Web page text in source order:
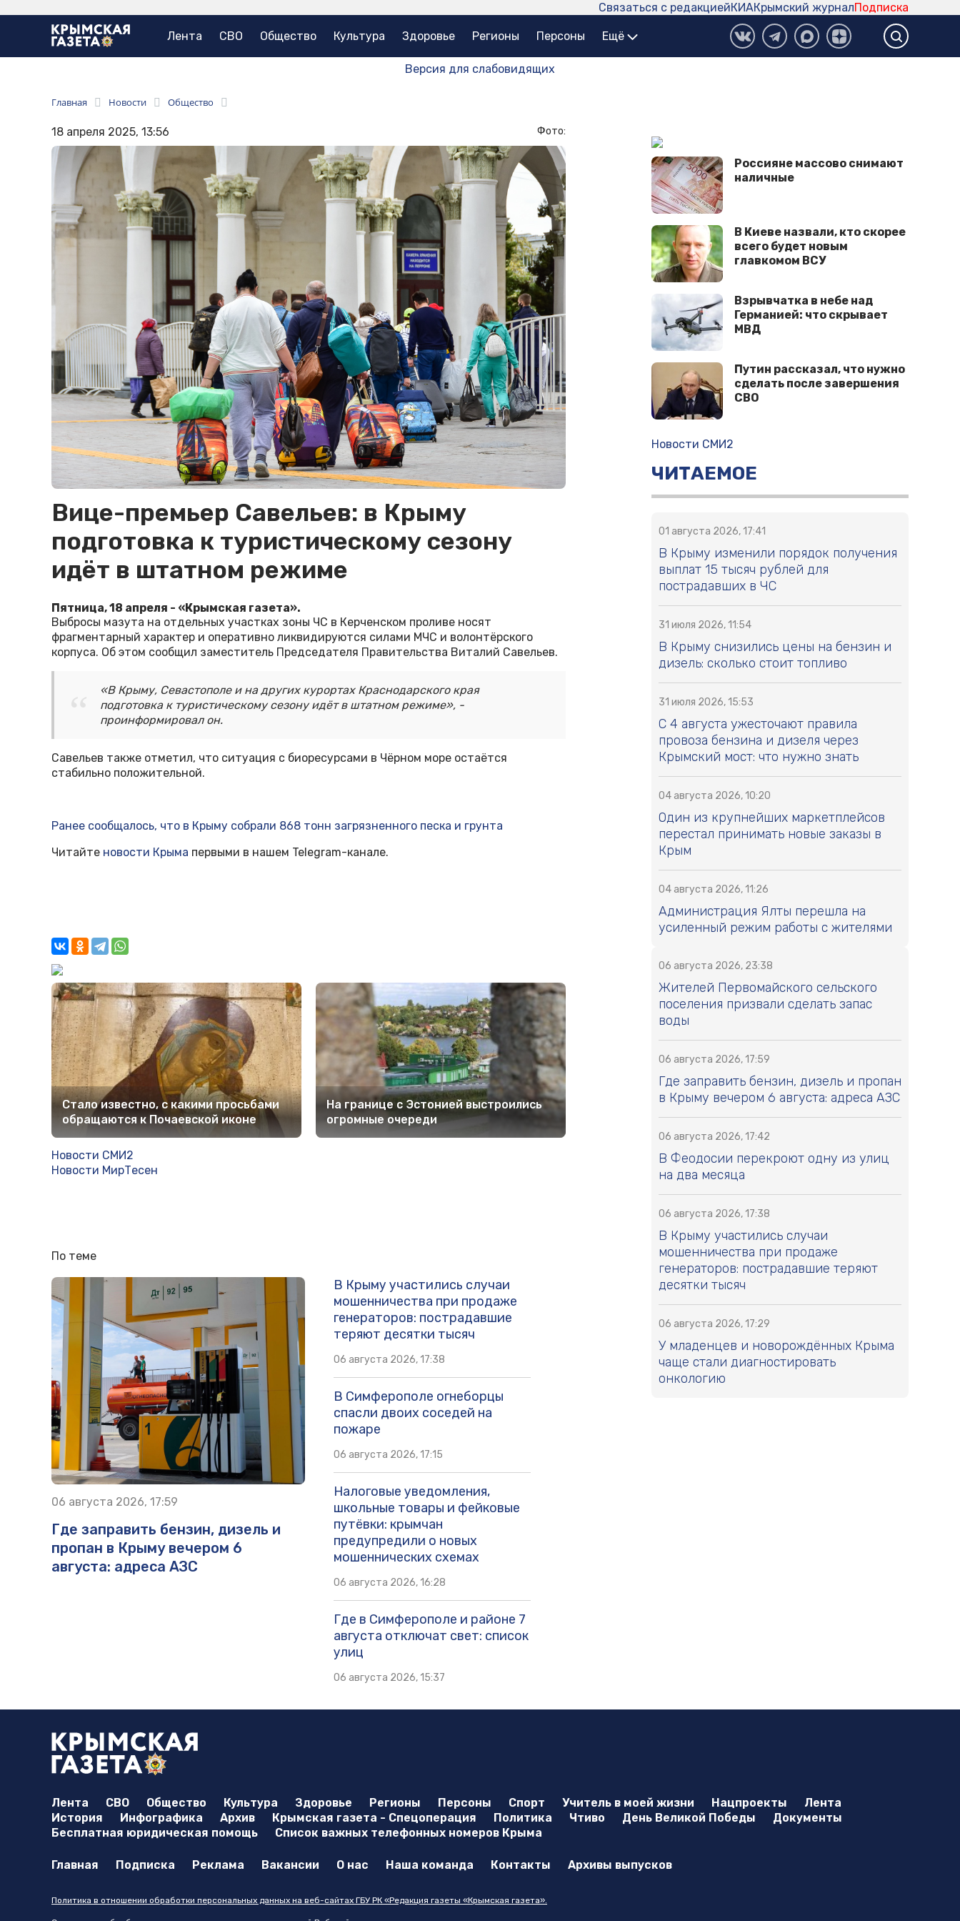
Подписка
Крымский журнал
КИА
Связаться с редакцией
Лента СВО Общество Культура Здоровье Регионы Персоны Ещё
Версия для слабовидящих
Главная Новости Общество
18 апреля 2025, 13:56 Фото:
Вице-премьер Савельев: в Крыму
подготовка к туристическому сезону
идёт в штатном режиме
Пятница, 18 апреля - «Крымская газета».
Выбросы мазута на отдельных участках зоны ЧС в Керченском проливе носят
фрагментарный характер и оперативно ликвидируются силами МЧС и волонтёрского
корпуса. Об этом сообщил заместитель Председателя Правительства Виталий Савельев.
«В Крыму, Севастополе и на других курортах Краснодарского края
подготовка к туристическому сезону идёт в штатном режиме», -
проинформировал он.
Савельев также отметил, что ситуация с биоресурсами в Чёрном море остаётся
стабильно положительной.
Ранее сообщалось, что в Крыму собрали 868 тонн загрязненного песка и грунта
Читайте новости Крыма первыми в нашем Telegram-канале.
Стало известно, с какими просьбами
обращаются к Почаевской иконе
На границе с Эстонией выстроились
огромные очереди
Новости СМИ2
Новости МирТесен
По теме
06 августа 2026, 17:59
Где заправить бензин, дизель и
пропан в Крыму вечером 6
августа: адреса АЗС
В Крыму участились случаи
мошенничества при продаже
генераторов: пострадавшие
теряют десятки тысяч
06 августа 2026, 17:38
В Симферополе огнеборцы
спасли двоих соседей на
пожаре
06 августа 2026, 17:15
Налоговые уведомления,
школьные товары и фейковые
путёвки: крымчан
предупредили о новых
мошеннических схемах
06 августа 2026, 16:28
Где в Симферополе и районе 7
августа отключат свет: список
улиц
06 августа 2026, 15:37
Россияне массово снимают
наличные
В Киеве назвали, кто скорее
всего будет новым
главкомом ВСУ
Взрывчатка в небе над
Германией: что скрывает
МВД
Путин рассказал, что нужно
сделать после завершения
СВО
Новости СМИ2
ЧИТАЕМОЕ
01 августа 2026, 17:41
В Крыму изменили порядок получения
выплат 15 тысяч рублей для
пострадавших в ЧС
31 июля 2026, 11:54
В Крыму снизились цены на бензин и
дизель: сколько стоит топливо
31 июля 2026, 15:53
С 4 августа ужесточают правила
провоза бензина и дизеля через
Крымский мост: что нужно знать
04 августа 2026, 10:20
Один из крупнейших маркетплейсов
перестал принимать новые заказы в
Крым
04 августа 2026, 11:26
Администрация Ялты перешла на
усиленный режим работы с жителями
06 августа 2026, 23:38
Жителей Первомайского сельского
поселения призвали сделать запас
воды
06 августа 2026, 17:59
Где заправить бензин, дизель и пропан
в Крыму вечером 6 августа: адреса АЗС
06 августа 2026, 17:42
В Феодосии перекроют одну из улиц
на два месяца
06 августа 2026, 17:38
В Крыму участились случаи
мошенничества при продаже
генераторов: пострадавшие теряют
десятки тысяч
06 августа 2026, 17:29
У младенцев и новорождённых Крыма
чаще стали диагностировать
онкологию
Лента СВО Общество Культура Здоровье Регионы Персоны Спорт Учитель в моей жизни Нацпроекты
Лента
История
Инфографика Архив Крымская газета - Спецоперация Политика Чтиво День Великой Победы
Документы
Бесплатная юридическая помощь
Список важных телефонных номеров Крыма
Главная Подписка Реклама Вакансии О нас Наша команда Контакты Архивы выпусков
Политика в отношении обработки персональных данных на веб-сайтах ГБУ РК «Редакция газеты «Крымская газета».